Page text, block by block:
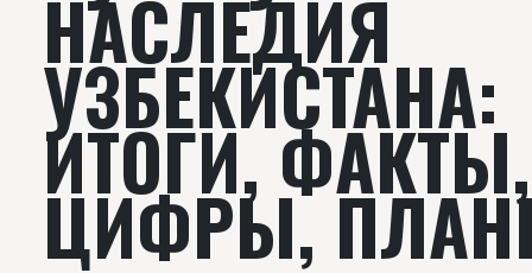
НАСЛЕДИЯ
УЗБЕКИСТАНА:
ИТОГИ, ФАКТЫ,
ЦИФРЫ,